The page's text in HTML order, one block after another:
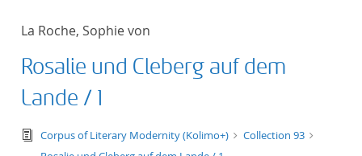
La Roche, Sophie von
Rosalie und Cleberg auf dem
Lande / 1
text/tg.edition+tg.aggregation+xml
Corpus of Literary Modernity (Kolimo+)
Collection 93